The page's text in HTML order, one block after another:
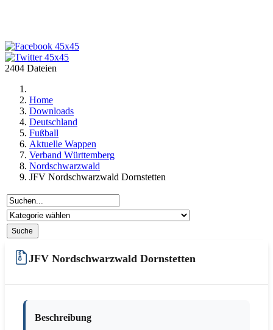
2404 Dateien
Home
Downloads
Deutschland
Fußball
Aktuelle Wappen
Verband Württemberg
Nordschwarzwald
JFV Nordschwarzwald Dornstetten
JFV Nordschwarzwald Dornstetten
Beschreibung